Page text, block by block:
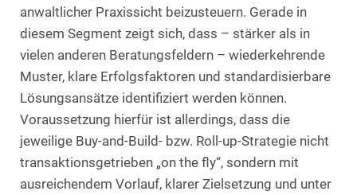
anwaltlicher Praxissicht beizusteuern. Gerade in
diesem Segment zeigt sich, dass – stärker als in
vielen anderen Beratungsfeldern – wiederkehrende
Muster, klare Erfolgsfaktoren und standardisierbare
Lösungsansätze identifiziert werden können.
Voraussetzung hierfür ist allerdings, dass die
jeweilige Buy-and-Build- bzw. Roll-up-Strategie nicht
transaktionsgetrieben „on the fly“, sondern mit
ausreichendem Vorlauf, klarer Zielsetzung und unter